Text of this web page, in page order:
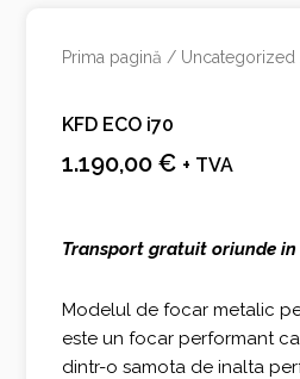
Prima pagină / Uncategorized
KFD ECO i70
1.190,00€ + TVA
Transport gratuit oriunde
Modelul de focar metalic pe
este un focar performant
dintr-o samota de inalta